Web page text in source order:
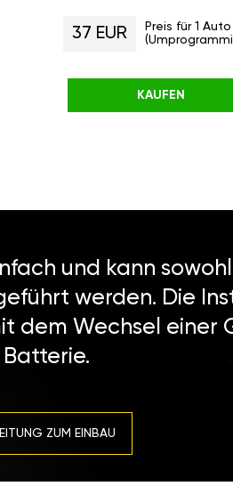
37 EUR
Preis für 1 Auto
KAUFEN
und kann
werden. Die
dem Wechsel einer
Batterie.
ZUM EINBAU